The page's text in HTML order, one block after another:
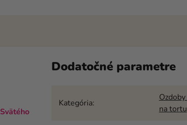
Svätého
Dodatočné parametre
Kategória:
na tortu